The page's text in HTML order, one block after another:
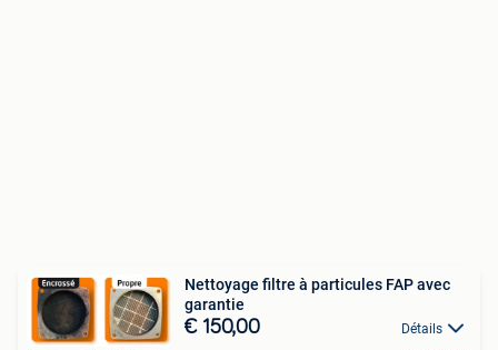
Nettoyage filtre à particules FAP avec
garantie
€ 150,00 Détails